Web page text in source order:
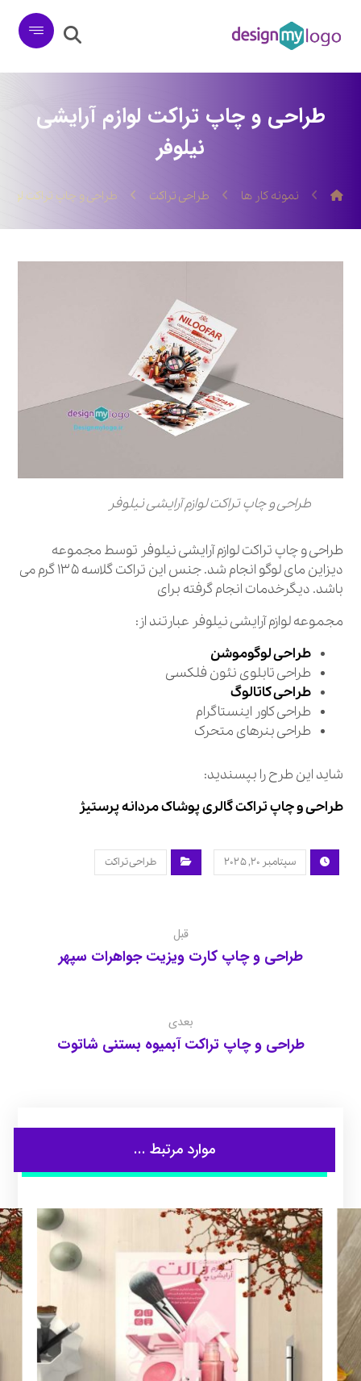
طراحی و چاپ تراکت لوازم آرایشی
نیلوفر
نمونه کار ها طراحی تراکت طراحی و چاپ تراکت
طراحی و چاپ تراکت لوازم آرایشی نیلوفر
طراحی و چاپ تراکت لوازم آرایشی نیلوفر توسط مجموعه
دیزاین مای لوگو انجام شد. جنس این تراکت گلاسه ۱۳۵ گرم می
باشد. دیگرخدمات انجام گرفته برای
مجموعه لوازم آرایشی نیلوفر عبارتند از:
طراحی لوگوموشن
طراحی تابلوی نئون فلکسی
طراحی کاتالوگ
طراحی کاور اینستاگرام
طراحی بنرهای متحرک
شاید این طرح را بپسندید:
طراحی و چاپ تراکت گالری پوشاک مردانه پرستیژ
سپتامبر ۲۰, ۲۰۲۵ طراحی تراکت
قبل
طراحی و چاپ کارت ویزیت جواهرات سپهر
بعدی
طراحی و چاپ تراکت آبمیوه بستنی شاتوت
موارد مرتبط ...